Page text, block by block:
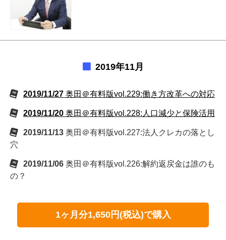
2019年11月
2019/11/27 奥田＠有料版vol.229:働き方改革への対応
2019/11/20 奥田＠有料版vol.228:人口減少と保険活用
2019/11/13 奥田＠有料版vol.227:法人クレカの落とし
穴
2019/11/06 奥田＠有料版vol.226:解約返戻金は誰のも
の？
1ヶ月分1,650円(税込)で購入